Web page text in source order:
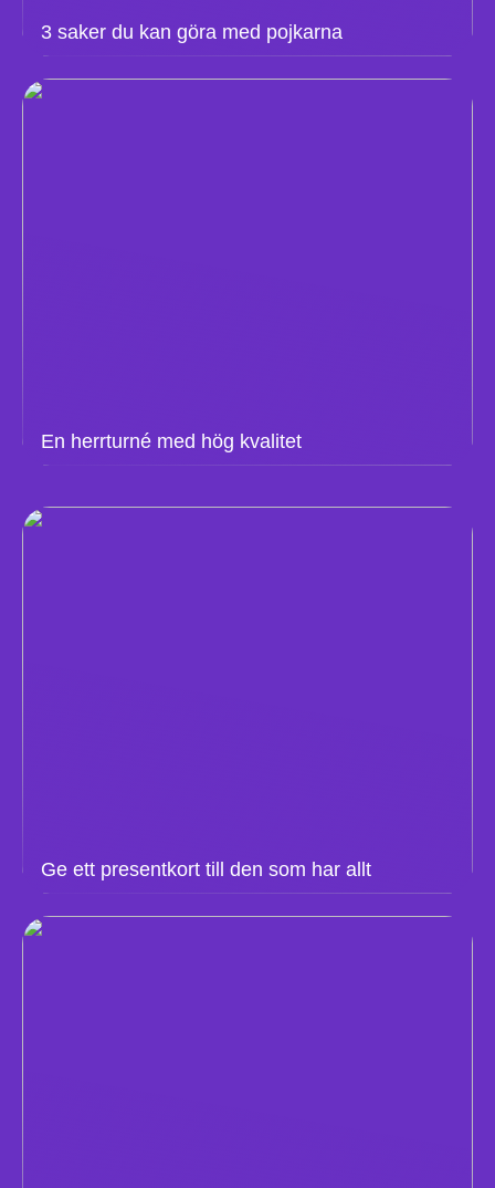
3 saker du kan göra med pojkarna
En herrturné med hög kvalitet
Ge ett presentkort till den som har allt